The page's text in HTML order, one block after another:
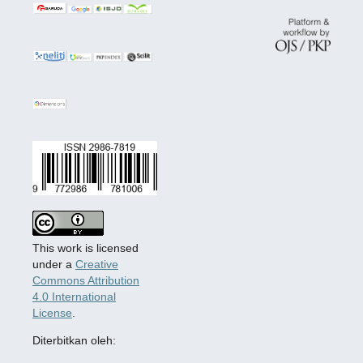
This work is licensed
under a Creative
Commons Attribution
4.0 International
License
Diterbitkan oleh: